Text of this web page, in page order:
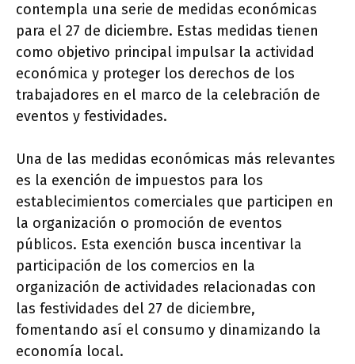
contempla una serie de medidas económicas
para el 27 de diciembre. Estas medidas tienen
como objetivo principal impulsar la actividad
económica y proteger los derechos de los
trabajadores en el marco de la celebración de
eventos y festividades.
Una de las medidas económicas más relevantes
es la exención de impuestos para los
establecimientos comerciales que participen en
la organización o promoción de eventos
públicos. Esta exención busca incentivar la
participación de los comercios en la
organización de actividades relacionadas con
las festividades del 27 de diciembre,
fomentando así el consumo y dinamizando la
economía local.